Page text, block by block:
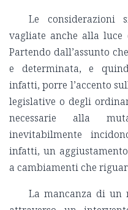
Le considerazioni
vagliate anche alla
Partendo dall’assunto
e determinata, e
infatti, porre l’accento
legislative o degli
necessarie alla
inevitabilmente
infatti, un
a cambiamenti che
La mancanza di un